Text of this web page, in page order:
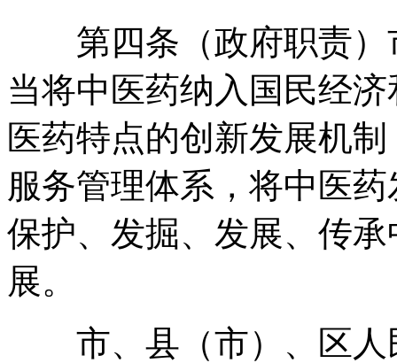
第四条（政府职责）
当将中医药纳入国民经
医药特点的创新发展机制
服务管理体系 ， 将中医
保护、发掘、发展、传承
展。
市、县（市）、区人